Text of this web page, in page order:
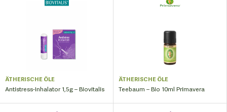
ÄTHERISCHE ÖLE
Antistress-Inhalator 1,5g – Biovitalis
ÄTHERISCHE ÖLE
Teebaum – Bio 10ml Primavera